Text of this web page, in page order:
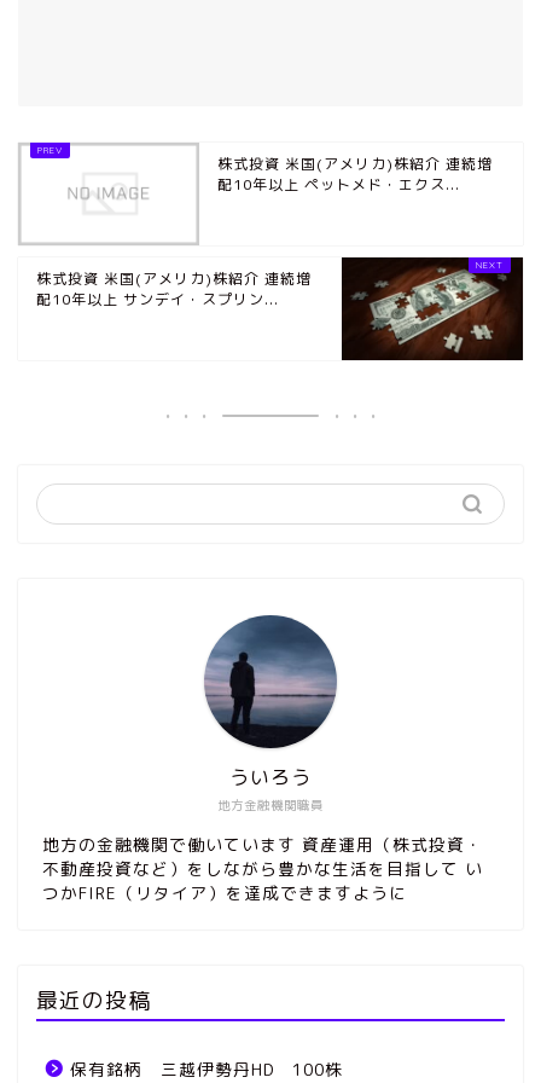
株式投資 米国(アメリカ)株紹介 連続増
配10年以上 ペットメド・エクス...
株式投資 米国(アメリカ)株紹介 連続増
配10年以上 サンデイ・スプリン...
地方金融機関職員
ういろう
地方の金融機関で働いています 資産運用（株式投資・
不動産投資など）をしながら豊かな生活を目指して い
つかFIRE（リタイア）を達成できますように
最近の投稿
保有銘柄 三越伊勢丹HD 100株